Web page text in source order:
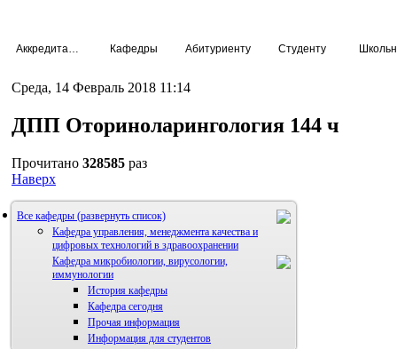
Кафедры Абитуриенту Студенту
Среда, 14 Февраль 2018 11:14
ДПП Оториноларингология 144 ч
Прочитано 328585 раз
Наверх
Все кафедры
Кафедра управления, менеджмента качества и
цифровых технологий в здравоохранении
Кафедра микробиологии, вирусологии,
иммунологии
История кафедры
Кафедра сегодня
Прочая информация
Информация для студентов